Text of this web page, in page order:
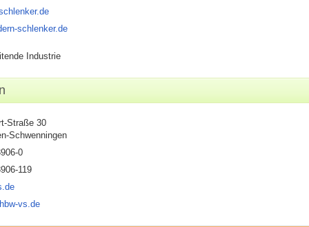
schlenker.de
Industrie
Straße 30
Schwenningen
0
119
vs.de